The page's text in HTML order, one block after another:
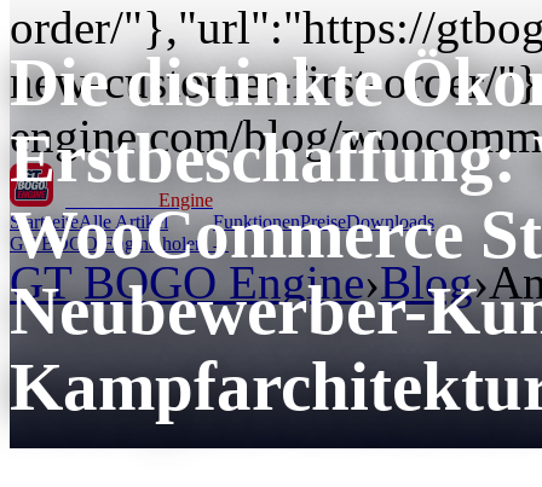
order/"},"url":"https://
new-customer-first-order/"}
engine.com/blog/
Engine
StartseiteAlle Artikel FunktionenPreiseDownloads
GT BOGO Engine holen →
GT BOGO Engine›Blog›
Die distinkte
Erstbeschaffung:
WooCommerce
Neubewerber-